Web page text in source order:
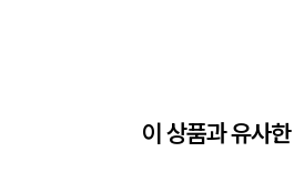
이 상품과 유사한